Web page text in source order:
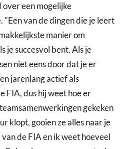
een mogelijke
van de dingen die je leert
manier om
je succesvol bent. Als je
niet eens door dat je er
jarenlang actief als
FIA, dus hij weet hoe er
gekeken
klopt, gooien ze alles naar je
de FIA en ik weet hoeveel